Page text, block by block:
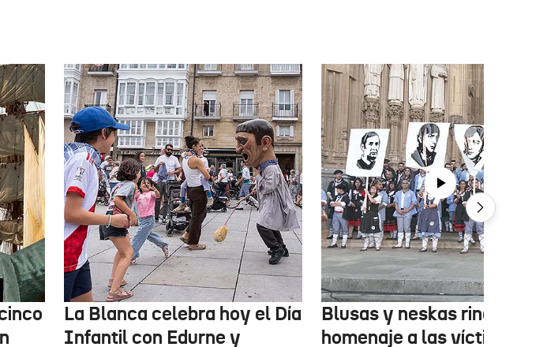
La Blanca celebra hoy el Día
Infantil con Edurne y
Blusas y neskas rinden
homenaje a las víctimas